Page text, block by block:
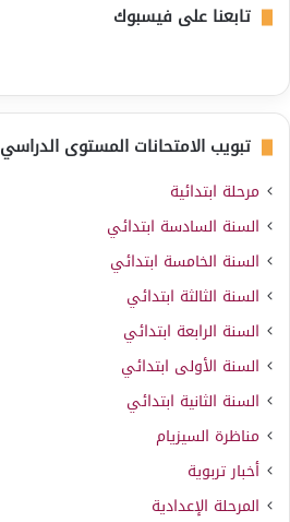
تابعنا على فيسبوك
تبويب الامتحانات المستوى الدراسي
مرحلة ابتدائية
السنة السادسة ابتدائي
السنة الخامسة ابتدائي
السنة الثالثة ابتدائي
السنة الرابعة ابتدائي
السنة الأولى ابتدائي
السنة الثانية ابتدائي
مناظرة السيزيام
أخبار تربوية
المرحلة الإعدادية